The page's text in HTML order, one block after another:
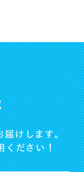
届けします。
ください！